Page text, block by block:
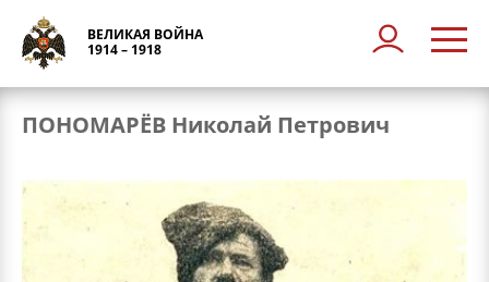
ВЕЛИКАЯ ВОЙНА
1914 – 1918
ПОНОМАРЁВ Николай Петрович